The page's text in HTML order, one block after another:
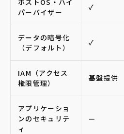
ホストOS・ハイ
パーバイザー
✓
データの暗号化
（デフォルト）
✓
IAM（アクセス
権限管理）
基盤提供
アプリケーショ
ンのセキュリテ
ィ
—